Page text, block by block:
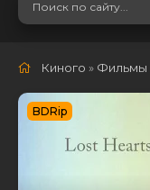
Киного » Фильмы
BDRip